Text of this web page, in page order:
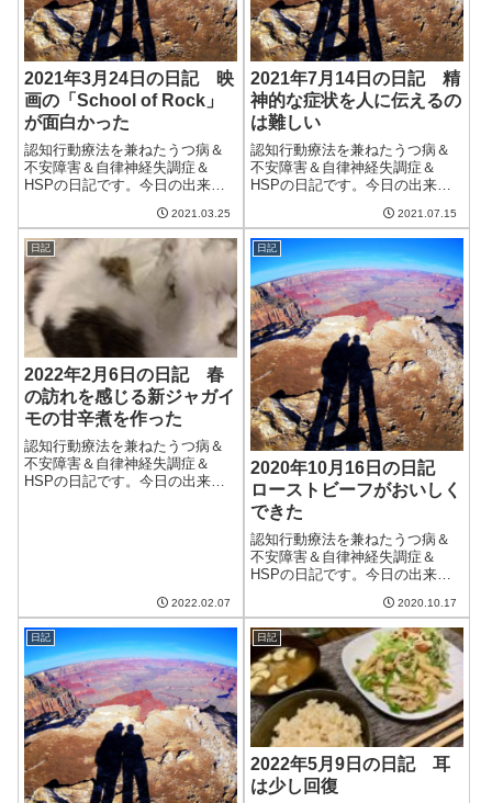
2021年3月24日の日記 映
画の「School of Rock」
が面白かった
認知行動療法を兼ねたうつ病＆
不安障害＆自律神経失調症＆
HSPの日記です。今日の出来事
気温も高く、外に出ると過ごし
やすそうな日だった。妻の花粉
症も一時期に比べるとましにな
っている気がするが、ピークが
過ぎたのだろうか...
2021.03.25
2021年7月14日の日記 精
神的な症状を人に伝えるの
は難しい
認知行動療法を兼ねたうつ病＆
不安障害＆自律神経失調症＆
HSPの日記です。今日の出来事
たりの天気。相変わらずの不安
定な天気で、雨雲レーダーを見
るといくつも大雨の雲が存在し
ている。金曜日以降は天気の不
安定さが落ち着く...
2021.07.15
日記
2022年2月6日の日記 春
の訪れを感じる新ジャガイ
モの甘辛煮を作った
認知行動療法を兼ねたうつ病＆
不安障害＆自律神経失調症＆
HSPの日記です。今日の出来事
2022.02.07
日記
2020年10月16日の日記
ローストビーフがおいしく
できた
認知行動療法を兼ねたうつ病＆
不安障害＆自律神経失調症＆
HSPの日記です。今日の出来事
たのだが、昼くらいから薄日が
差してきた。天気予報は相変わ
らず当たらない。明日からの冷
たい雨も外れてくれたらいいけ
ど、きっとそれは...
2020.10.17
日記 日記
2022年5月9日の日記 耳
は少し回復